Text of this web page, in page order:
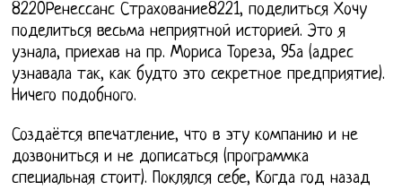
8220Ренессанс Страхование8221, поделиться Хочу
поделиться весьма неприятной историей. Это я
узнала, приехав на пр. Мориса Тореза, 95а (адрес
узнавала так, как будто это секретное предприятие).
Ничего подобного.
Создаётся впечатление, что в эту компанию и не
дозвониться и не дописаться (программка
специальная стоит). Поклялся себе, Когда год назад